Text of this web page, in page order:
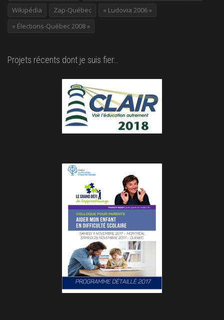
Wikipédia
Zap-Québec
« Ludovia 2006 »
« Élections-Québec 2008 »
Projets récents dont je suis fier…